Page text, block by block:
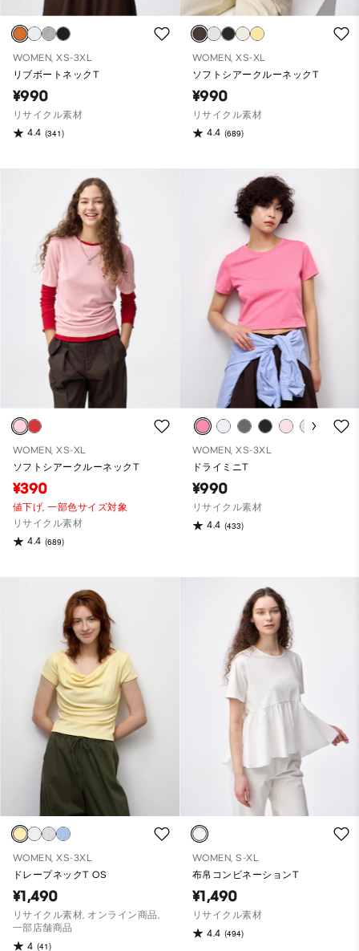
WOMEN, XS-3XL
リブボートネックT
¥990
リサイクル素材
4.4 (341)
WOMEN, XS-XL
ソフトシアークルーネックT
¥990
リサイクル素材
4.4 (689)
WOMEN, XS-XL
ソフトシアークルーネックT
¥390
値下げ,一部色サイズ対象
リサイクル素材
4.4 (689)
WOMEN, XS-3XL
ドライミニT
¥990
リサイクル素材
4.4 (433)
WOMEN, XS-3XL
ドレープネックT OS
¥1,490
リサイクル素材, オンライン商品,
一部店舗商品
4 (41)
WOMEN, S-XL
布帛コンビネーションT
¥1,490
リサイクル素材
4.4 (494)